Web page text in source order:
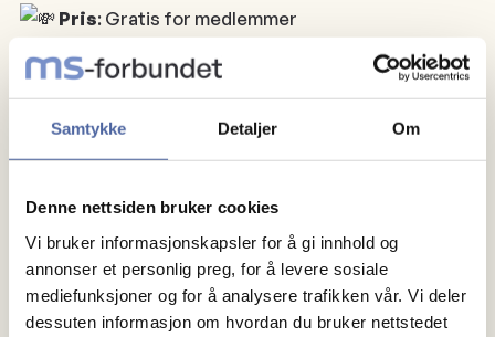
Samtykke Detaljer Om
Denne nettsiden bruker cookies
Vi bruker informasjonskapsler for å gi innhold og
annonser et personlig preg, for å levere sosiale
mediefunksjoner og for å analysere trafikken vår. Vi deler
dessuten informasjon om hvordan du bruker nettstedet
Pris: Gratis for medlemmer
Øktene er spesielt tilpasset oss med MS, med fokus
Instruktøren kan tilpasse øvelser til ulike
Møt opp i behagelige klær. Vi sørger for yogamatte,
bolster og pledd om du ikke ønsker å ta med dette
selv.